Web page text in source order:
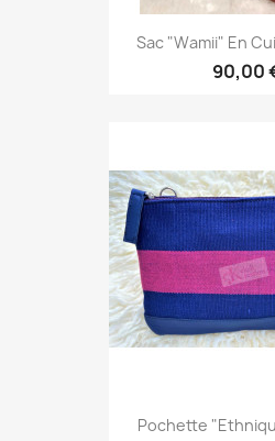
Sac "Wamii" En
90,00
Pochette